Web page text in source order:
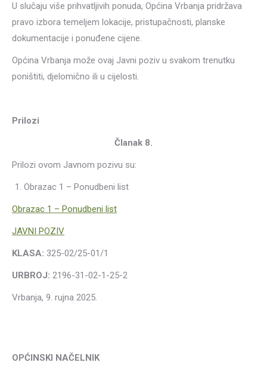
U slučaju više prihvatljivih ponuda, Općina Vrbanja pridržava
pravo izbora temeljem lokacije, pristupačnosti, planske
dokumentacije i ponuđene cijene.
Općina Vrbanja može ovaj Javni poziv u svakom trenutku
poništiti, djelomično ili u cijelosti.
Prilozi
Članak 8.
Prilozi ovom Javnom pozivu su:
Obrazac 1 – Ponudbeni list
Obrazac 1 – Ponudbeni list
JAVNI POZIV
KLASA: 325-02/25-01/1
URBROJ: 2196-31-02-1-25-2
Vrbanja, 9. rujna 2025.
OPĆINSKI NAČELNIK